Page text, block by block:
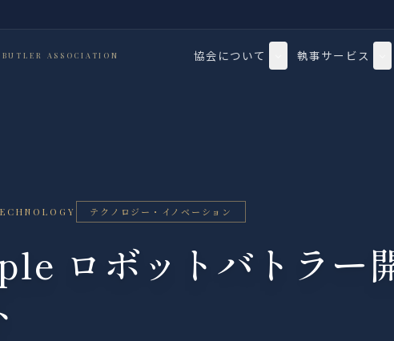
BUTLER ASSOCIATION 協会について 執事サービス
テクノロジー・イノベーション
ロボットバトラー